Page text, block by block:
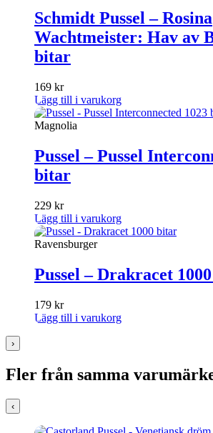
Schmidt Pussel – Rosina
Wachtmeister: Hav av
bitar
169 kr
Lägg till i varukorg
Magnolia
Pussel – Pussel
bitar
229 kr
Lägg till i varukorg
Ravensburger
Pussel – Drakracet
179 kr
Lägg till i varukorg
›
Fler från samma
‹